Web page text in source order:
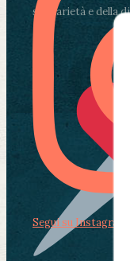
solidarietà e della
Segui su Instagram